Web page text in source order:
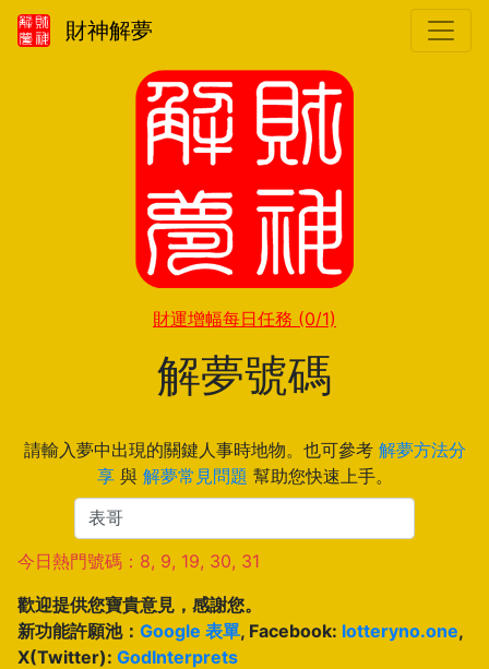
財神解夢
財運增幅每日任務 (0/1)
解夢號碼
請輸入夢中出現的關鍵人事時地物。也可參考 解夢方法分
享與 解夢常見問題 幫助您快速上手。
今日熱門號碼：8, 9, 19, 30, 31
歡迎提供您寶貴意見，感謝您。
新功能許願池： Google 表單, Facebook: lotteryno.one,
X(Twitter): GodInterprets